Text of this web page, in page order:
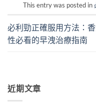
This entry was posted in
必利勁正確服用方法：
性必看的早洩治療指南
近期文章